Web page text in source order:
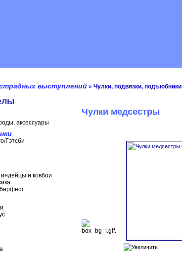
выступлений » Чулки, подвязки, подъюбники
аксессуары
Гэтсби
и ковбои
Чулки медсестры